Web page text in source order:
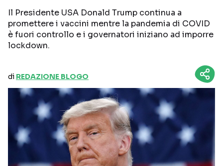
Il Presidente USA Donald Trump continua a
promettere i vaccini mentre la pandemia di COVID
è fuori controllo e i governatori iniziano ad imporre
lockdown.
di REDAZIONE BLOGO